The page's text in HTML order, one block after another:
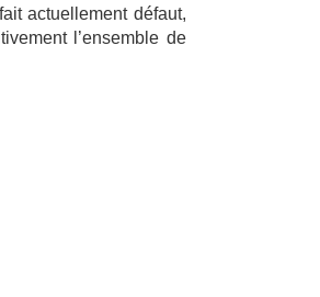
actuellement défaut,
l’ensemble de